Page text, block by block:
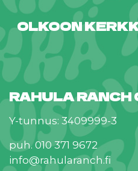
OLKOON
RAHULA RANCH
Y-tunnus: 3409999-3
puh. 010 371 9672
info@rahularanch.fi